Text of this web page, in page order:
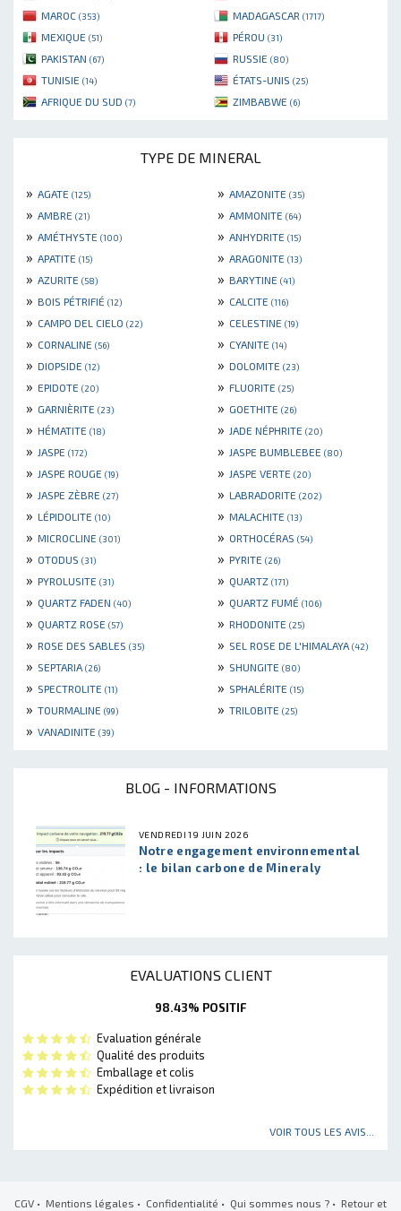
MAROC (353) MADAGASCAR (1717)
MEXIQUE (51) PÉROU (31)
PAKISTAN (67) RUSSIE (80)
TUNISIE (14) ÉTATS-UNIS (25)
AFRIQUE DU SUD (7) ZIMBABWE (6)
TYPE DE MINERAL
» AGATE (125) » AMAZONITE (35)
» AMBRE (21) » AMMONITE (64)
» AMÉTHYSTE (100) » ANHYDRITE (15)
» APATITE (15) » ARAGONITE (13)
» AZURITE (58) » BARYTINE (41)
» BOIS PÉTRIFIÉ (12) » CALCITE (116)
» CAMPO DEL CIELO (22) » CELESTINE (19)
» CORNALINE (56) » CYANITE (14)
» DIOPSIDE (12) » DOLOMITE (23)
» EPIDOTE (20) » FLUORITE (25)
» GARNIÈRITE (23) » GOETHITE (26)
» HÉMATITE (18) » JADE NÉPHRITE (20)
» JASPE (172) » JASPE BUMBLEBEE (80)
» JASPE ROUGE (19) » JASPE VERTE (20)
» JASPE ZÈBRE (27) » LABRADORITE (202)
» LÉPIDOLITE (10) » MALACHITE (13)
» MICROCLINE (301) » ORTHOCÉRAS (54)
» OTODUS (31) » PYRITE (26)
» PYROLUSITE (31) » QUARTZ (171)
» QUARTZ FADEN (40) » QUARTZ FUMÉ (106)
» QUARTZ ROSE (57) » RHODONITE (25)
» ROSE DES SABLES (35) » SEL ROSE DE L'HIMALAYA (42)
» SEPTARIA (26) » SHUNGITE (80)
» SPECTROLITE (11) » SPHALÉRITE (15)
» TOURMALINE (99) » TRILOBITE (25)
» VANADINITE (39)
BLOG - INFORMATIONS
VENDREDI 19 JUIN 2026
Notre engagement environnemental
: le bilan carbone de Mineraly
EVALUATIONS CLIENT
98.43% POSITIF
Evaluation générale
Qualité des produits
Emballage et colis
Expédition et livraison
VOIR TOUS LES AVIS...
CGV • Mentions légales • Confidentialité • Qui sommes nous ? • Retour et